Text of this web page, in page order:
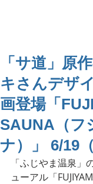
「サ道」原
キさんデザ
画登場「
SAUNA（フ
ナ）」 6/19
「ふじやま温泉」
ューアル「